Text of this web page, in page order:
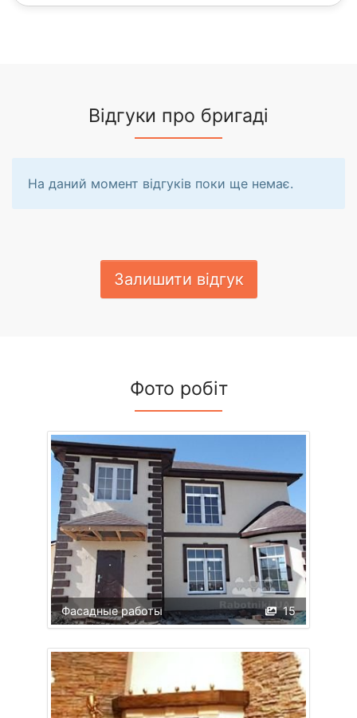
Відгуки про бригаді
На даний момент відгуків поки ще немає.
Залишити відгук
Фото робіт
15
Фасадные работы